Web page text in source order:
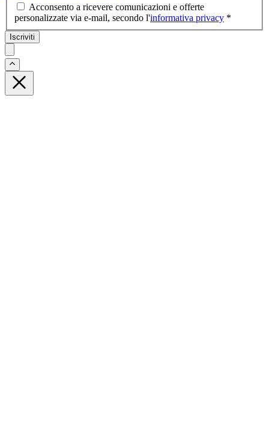
Acconsento a ricevere comunicazioni e offerte
personalizzate via e-mail, secondo l'informativa privacy *
Iscriviti